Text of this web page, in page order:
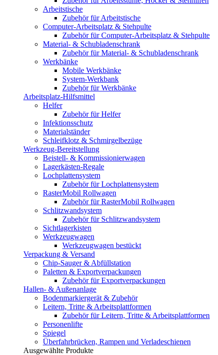
Arbeitstische
Zubehör für Arbeitstische
Computer-Arbeitsplatz & Stehpulte
Zubehör für Computer-Arbeitsplatz & Stehpulte
Material- & Schubladenschrank
Zubehör für Material- & Schubladenschrank
Werkbänke
Mobile Werkbänke
System-Werkbank
Zubehör für Werkbänke
Arbeitsplatz-Hilfsmittel
Helfer
Zubehör für Helfer
Infektionsschutz
Materialständer
Schleifklotz & Schmirgelbezüge
Werkzeug-Bereitstellung
Beistell- & Kommissionierwagen
Lagerkästen-Regale
Lochplattensystem
Zubehör für Lochplattensystem
RasterMobil Rollwagen
Zubehör für RasterMobil Rollwagen
Schlitzwandsystem
Zubehör für Schlitzwandsystem
Sichtlagerkisten
Werkzeugwagen
Werkzeugwagen bestückt
Verpackung & Versand
Chip-Sauger & Abfüllstation
Paletten & Exportverpackungen
Zubehör für Exportverpackungen
Hallen- & Außenanlage
Bodenmarkiergerät & Zubehör
Leitern, Tritte & Arbeitsplattformen
Zubehör für Leitern, Tritte & Arbeitsplattformen
Personenlifte
Spiegel
Überfahrbrücken, Rampen und Verladeschienen
Ausgewählte Produkte